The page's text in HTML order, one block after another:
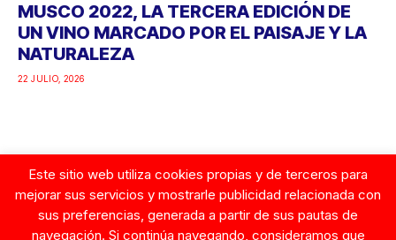
MUSCO 2022, LA TERCERA EDICIÓN DE
UN VINO MARCADO POR EL PAISAJE Y LA
NATURALEZA
22 JULIO, 2026
Google
Este sitio web utiliza cookies propias y de terceros para
mejorar sus servicios y mostrarle publicidad relacionada con
sus preferencias, generada a partir de sus pautas de
navegación. Si continúa navegando, consideramos que